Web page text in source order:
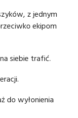
z jednym
ekipom
siebie trafić.
do wyłonienia